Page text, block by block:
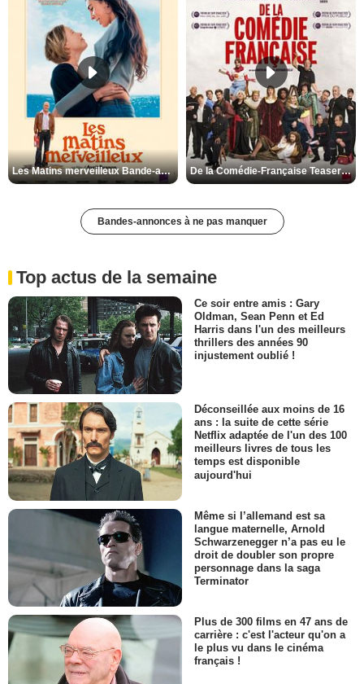
Les Matins merveilleux Bande-annonce VF De la Comédie-Française Teaser VF
Bandes-annonces à ne pas manquer
Top actus de la semaine
Ce soir entre amis : Gary
Oldman, Sean Penn et Ed
Harris dans l'un des meilleurs
thrillers des années 90
injustement oublié !
Déconseillée aux moins de 16
ans : la suite de cette série
Netflix adaptée de l'un des 100
meilleurs livres de tous les
temps est disponible
aujourd'hui
Même si l’allemand est sa
langue maternelle, Arnold
Schwarzenegger n’a pas eu le
droit de doubler son propre
personnage dans la saga
Terminator
Plus de 300 films en 47 ans de
carrière : c'est l'acteur qu'on a
le plus vu dans le cinéma
français !